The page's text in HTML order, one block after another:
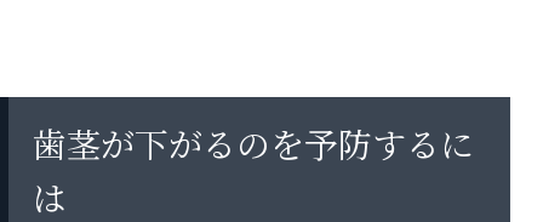
歯茎が下がるのを予防するに
は